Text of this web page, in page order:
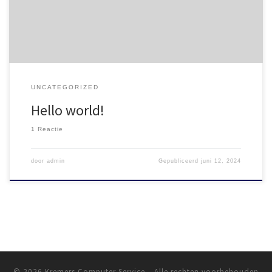
UNCATEGORIZED
Hello world!
1 Reactie
door admin Gepubliceerdjuni 12, 2024